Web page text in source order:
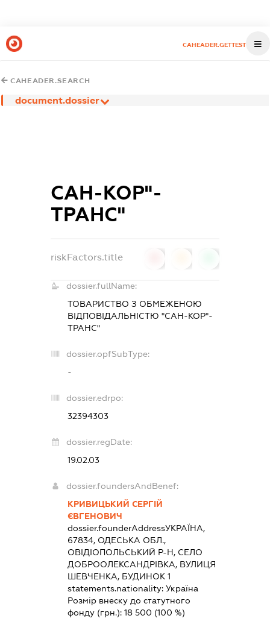
CAHEADER.GETTEST
CAHEADER.SEARCH
document.dossier
САН-КОР"-
ТРАНС"
riskFactors.title
dossier.fullName:
ТОВАРИСТВО З ОБМЕЖЕНОЮ
ВІДПОВІДАЛЬНІСТЮ "САН-КОР"-
ТРАНС"
dossier.opfSubType:
-
dossier.edrpo:
32394303
dossier.regDate:
19.02.03
dossier.foundersAndBenef:
КРИВИЦЬКИЙ СЕРГІЙ
ЄВГЕНОВИЧ
dossier.founderAddressУКРАЇНА,
67834, ОДЕСЬКА ОБЛ.,
ОВІДІОПОЛЬСЬКИЙ Р-Н, СЕЛО
ДОБРООЛЕКСАНДРІВКА, ВУЛИЦЯ
ШЕВЧЕНКА, БУДИНОК 1
statements.nationality:Україна
Розмір внеску до статутного
фонду (грн.):18 500 (100 %)